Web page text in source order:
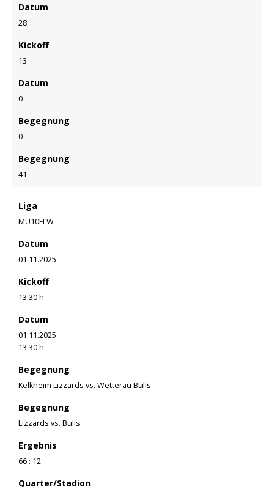
Datum
28
Kickoff
13
Datum
0
Begegnung
0
Begegnung
41
Liga
MU10FLW
Datum
01.11.2025
Kickoff
13:30 h
Datum
01.11.2025
13:30 h
Begegnung
Kelkheim Lizzards vs. Wetterau Bulls
Begegnung
Lizzards vs. Bulls
Ergebnis
66 : 12
Quarter/Stadion